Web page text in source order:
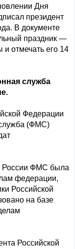
Дня
президент
В документе
праздник —
отмечать его 14
служба
Федерации
(ФМС)
России ФМС была
федерации,
Российской
на базе
Российской